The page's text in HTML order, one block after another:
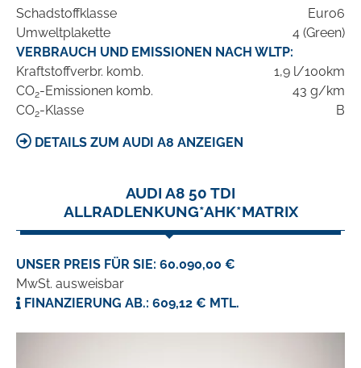
Schadstoffklasse
Euro6
Umweltplakette
4 (Green)
VERBRAUCH UND EMISSIONEN NACH WLTP:
Kraftstoffverbr. komb.
1,9 l/100km
CO2-Emissionen komb.
43 g/km
CO2-Klasse B
DETAILS ZUM AUDI A8 ANZEIGEN
AUDI A8 50 TDI
ALLRADLENKUNG*AHK*MATRIX
UNSER PREIS FÜR SIE: 60.090,00 €
MwSt. ausweisbar
FINANZIERUNG AB.: 609,12 € MTL.